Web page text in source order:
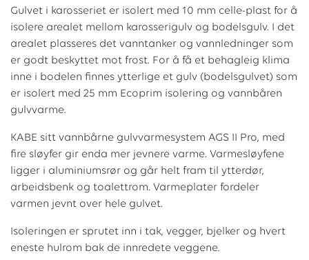
Gulvet i karosseriet er isolert med 10 mm celle-plast for å
isolere arealet mellom karosserigulv og bodelsgulv. I det
arealet plasseres det vanntanker og vannledninger som
er godt beskyttet mot frost. For å få et behagleig klima
inne i bodelen finnes ytterlige et gulv (bodelsgulvet) som
er isolert med 25 mm Ecoprim isolering og vannbåren
gulvvarme.
KABE sitt vannbårne gulvvarmesystem AGS II Pro, med
fire sløyfer gir enda mer jevnere varme. Varmesløyfene
ligger i aluminiumsrør og går helt fram til ytterdør,
arbeidsbenk og toalettrom. Varmeplater fordeler
varmen jevnt over hele gulvet.
Isoleringen er sprutet inn i tak, vegger, bjelker og hvert
eneste hulrom bak de innredete veggene.